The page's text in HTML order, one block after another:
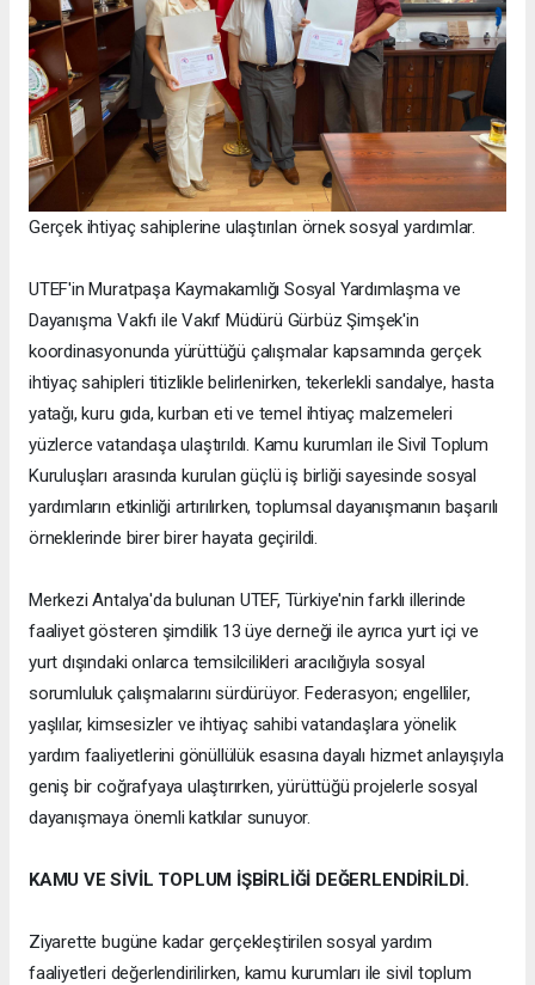
Gerçek ihtiyaç sahiplerine ulaştırılan örnek sosyal yardımlar.
UTEF'in Muratpaşa Kaymakamlığı Sosyal Yardımlaşma ve
Dayanışma Vakfı ile Vakıf Müdürü Gürbüz Şimşek'in
koordinasyonunda yürüttüğü çalışmalar kapsamında gerçek
ihtiyaç sahipleri titizlikle belirlenirken, tekerlekli sandalye, hasta
yatağı, kuru gıda, kurban eti ve temel ihtiyaç malzemeleri
yüzlerce vatandaşa ulaştırıldı. Kamu kurumları ile Sivil Toplum
Kuruluşları arasında kurulan güçlü iş birliği sayesinde sosyal
yardımların etkinliği artırılırken, toplumsal dayanışmanın başarılı
örneklerinde birer birer hayata geçirildi.
Merkezi Antalya'da bulunan UTEF, Türkiye'nin farklı illerinde
faaliyet gösteren şimdilik 13 üye derneği ile ayrıca yurt içi ve
yurt dışındaki onlarca temsilcilikleri aracılığıyla sosyal
sorumluluk çalışmalarını sürdürüyor. Federasyon; engelliler,
yaşlılar, kimsesizler ve ihtiyaç sahibi vatandaşlara yönelik
yardım faaliyetlerini gönüllülük esasına dayalı hizmet anlayışıyla
geniş bir coğrafyaya ulaştırırken, yürüttüğü projelerle sosyal
dayanışmaya önemli katkılar sunuyor.
KAMU VE SİVİL TOPLUM İŞBİRLİĞİ DEĞERLENDİRİLDİ.
Ziyarette bugüne kadar gerçekleştirilen sosyal yardım
faaliyetleri değerlendirilirken, kamu kurumları ile sivil toplum